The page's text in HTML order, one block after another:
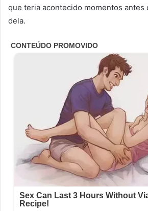
que teria acontecido momentos antes
dela.